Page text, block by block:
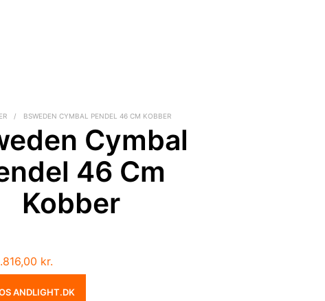
/ BSWEDEN CYMBAL PENDEL 46 CM KOBBER
Cymbal
46 Cm
Kobber
kr.
aktuelle
pris
ANDLIGHT.DK